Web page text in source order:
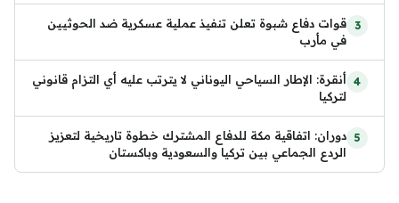
قوات دفاع شبوة تعلن تنفيذ عملية عسكرية ضد الحوثيين
في مأرب
أنقرة: الإطار السياحي اليوناني لا يترتب عليه أي التزام قانوني
لتركيا
دوران: اتفاقية مكة للدفاع المشترك خطوة تاريخية لتعزيز
الردع الجماعي بين تركيا والسعودية وباكستان